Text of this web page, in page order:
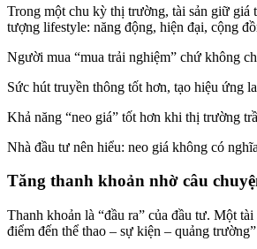
Trong một chu kỳ thị trường, tài sản giữ giá
tượng lifestyle: năng động, hiện đại, cộng
Người mua “mua trải nghiệm” chứ không
Sức hút truyền thông tốt hơn, tạo hiệu ứng
Khả năng “neo giá” tốt hơn khi thị trường
Nhà đầu tư nên hiểu: neo giá không có
Tăng thanh khoản nhờ câu
Thanh khoản là “đầu ra” của đầu tư. Một
điểm đến thể thao – sự kiện – quảng